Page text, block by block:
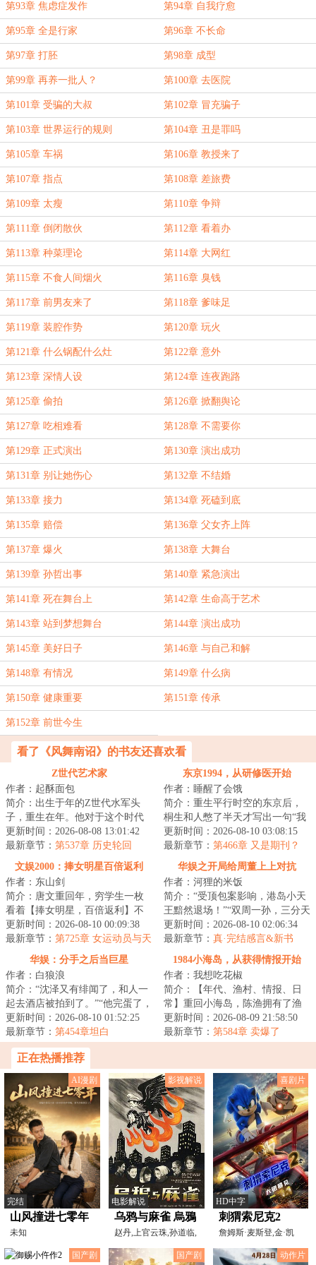
第93章 焦虑症发作 第94章 自我疗愈
第95章 全是行家 第96章 不长命
第97章 打胚 第98章 成型
第99章 再养一批人？ 第100章 去医院
第101章 受骗的大叔 第102章 冒充骗子
第103章 世界运行的规则 第104章 丑是罪吗
第105章 车祸 第106章 教授来了
第107章 指点 第108章 差旅费
第109章 太瘦 第110章 争辩
第111章 倒闭散伙 第112章 看着办
第113章 种菜理论 第114章 大网红
第115章 不食人间烟火 第116章 臭钱
第117章 前男友来了 第118章 爹味足
第119章 装腔作势 第120章 玩火
第121章 什么锅配什么灶 第122章 意外
第123章 深情人设 第124章 连夜跑路
第125章 偷拍 第126章 掀翻舆论
第127章 吃相难看 第128章 不需要你
第129章 正式演出 第130章 演出成功
第131章 别让她伤心 第132章 不结婚
第133章 接力 第134章 死磕到底
第135章 赔偿 第136章 父女齐上阵
第137章 爆火 第138章 大舞台
第139章 孙哲出事 第140章 紧急演出
第141章 死在舞台上 第142章 生命高于艺术
第143章 站到梦想舞台 第144章 演出成功
第145章 美好日子 第146章 与自己和解
第148章 有情况 第149章 什么病
第150章 健康重要 第151章 传承
第152章 前世今生
看了《风舞南诏》的书友还喜欢看
Z世代艺术家
作者：起酥面包
简介：出生于年的Z世代水军头
子，重生在年。他对于这个时代
没有任何滤镜，因此感到强烈窒
息。影视剧粗糙...
更新时间：2026-08-08 13:01:42
最新章节： 第537章 历史轮回
东京1994，从研修医开始
作者：睡醒了会饿
简介：重生平行时空的东京后，
桐生和人憋了半天才写出一句“我
的高中成绩并不理想”，无奈之
下，只能弃文...
更新时间：2026-08-10 03:08:15
最新章节： 第466章 又是期刊？
文娱2000：捧女明星百倍返利
作者：东山剑
简介：唐文重回年，穷学生一枚
看着【捧女明星，百倍返利】不
由陷入了沉思我兜里只有块毛拿
头捧女明星？这...
更新时间：2026-08-10 00:09:38
最新章节： 第725章 女运动员与天
赋惊人的女孩（求订阅）
华娱之开局给周董上上对抗
作者：河狸的米饭
简介：“受顶包案影响，港岛小天
王黯然退场！”“双周一孙，三分天
下，华语乐坛新势力！”“新时代华
语乐...
更新时间：2026-08-10 02:06:34
最新章节： 真·完结感言&新书
华娱：分手之后当巨星
作者：白狼浪
简介：“沈泽又有绯闻了，和人一
起去酒店被拍到了。”“他完蛋了，
他的新电影要上映了吧，投资那
么大，他...
更新时间：2026-08-10 01:52:25
最新章节： 第454章坦白
1984小海岛，从获得情报开始
作者：我想吃花椒
简介：【年代、渔村、情报、日
常】重回小海岛，陈渔拥有了渔
村情报系统。直接爽到起飞。这
下......整片大...
更新时间：2026-08-09 21:58:50
最新章节： 第584章 卖爆了
正在热播推荐
AI漫剧
完结
山风撞进七零年
未知
影视解说
电影解说
乌鸦与麻雀 烏鴉
与麻雀[电影解
说]
赵丹,上官云珠,孙道临,
李天济,黄宗英,魏鹤
喜剧片
HD中字
刺猬索尼克2
詹姆斯·麦斯登,金·凯
瑞,本·施瓦茨,提卡
国产剧
国产剧 动作片